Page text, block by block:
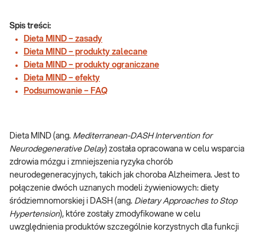
Spis treści:
Dieta MIND – zasady
Dieta MIND – produkty zalecane
Dieta MIND – produkty ograniczane
Dieta MIND – efekty
Podsumowanie – FAQ
Dieta MIND (ang. Mediterranean-DASH Intervention for
Neurodegenerative Delay) została opracowana w celu wsparcia
zdrowia mózgu i zmniejszenia ryzyka chorób
neurodegeneracyjnych, takich jak choroba Alzheimera. Jest to
połączenie dwóch uznanych modeli żywieniowych: diety
śródziemnomorskiej i DASH (ang. Dietary Approaches to Stop
Hypertension), które zostały zmodyfikowane w celu
uwzględnienia produktów szczególnie korzystnych dla funkcji